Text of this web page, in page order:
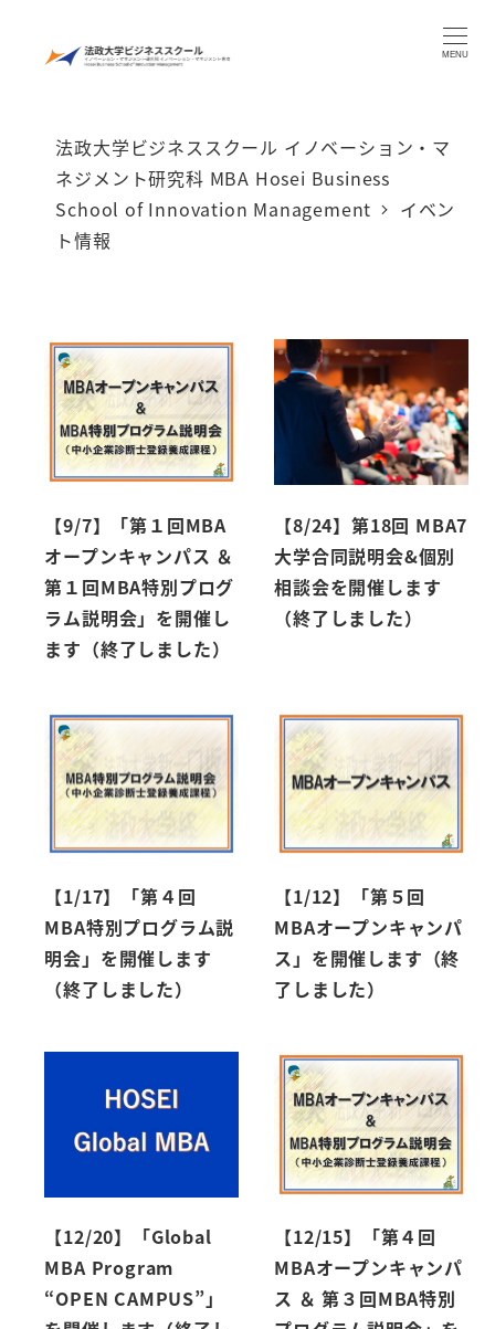
MENU
法政大学ビジネススクール イノベーション・マ
ネジメント研究科 MBA Hosei Business
School of Innovation Management
イベン
ト情報
【9/7】「第１回MBA
オープンキャンパス ＆
第１回MBA特別プログ
ラム説明会」を開催し
ます（終了しました）
【8/24】第18回 MBA7
大学合同説明会&個別
相談会を開催します
（終了しました）
【1/17】「第４回
MBA特別プログラム説
明会」を開催します
（終了しました）
【1/12】「第５回
MBAオープンキャンパ
ス」を開催します（終
了しました）
【12/20】「Global
MBA Program
“OPEN CAMPUS”」
【12/15】「第４回
MBAオープンキャンパ
ス ＆ 第３回MBA特別